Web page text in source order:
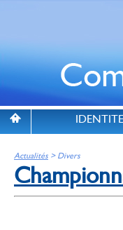
IDENTITE
Actualités > Divers